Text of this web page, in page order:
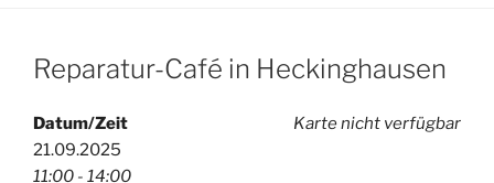
Reparatur-Café in Heckinghausen
Karte nicht verfügbar
Datum/Zeit
21.09.2025
11:00 - 14:00